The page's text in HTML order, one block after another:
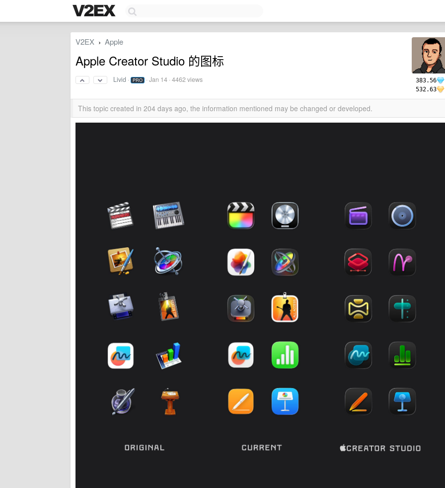
383.56
532.63
V2EX › Apple
Apple Creator Studio 的图标
Livid · PRO ·Jan 14 · 4462 views
This topic created in 204 days ago, the information mentioned may be changed or developed.